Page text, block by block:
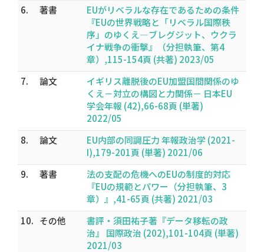
6.
著書
EUがリベラルな存在であるための条件
『EUの世界戦略と「リベラル国際秩
序」のゆくえ―ブレグジット、ウクラ
イナ戦争の衝撃』（分担執筆、第4
章）,115-154頁 (共著) 2023/05
7.
論文
イギリス離脱後のEU加盟国間関係のゆ
くえ－対立の構図と力関係－ 日本EU
学会年報 (42),66-68頁 (単著)
2022/05
8.
論文
EU内部の同調圧力 年報政治学 (2021-
I),179-201頁 (単著) 2021/06
9.
著書
法の支配の危機へのEUの制度的対応
『EUの規範とパワー（分担執筆、3
章）』,41-65頁 (共著) 2021/03
10. その他
書評・須田祐子著『データ移転の政
治』 国際政治 (202),101-104頁 (単著)
2021/03